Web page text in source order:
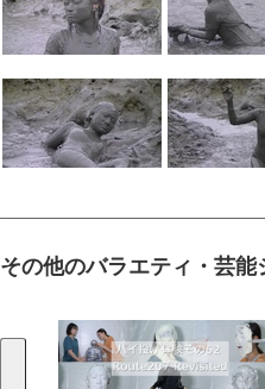
その他のバラエティ・芸